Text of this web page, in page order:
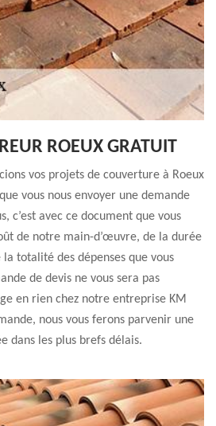
ROEUX GRATUIT
vos projets de couverture à Roeux
vous nous envoyer une demande
c’est avec ce document que vous
de notre main-d’œuvre, de la durée
totalité des dépenses que vous
de devis ne vous sera pas
en rien chez notre entreprise KM
nous vous ferons parvenir une
dans les plus brefs délais.